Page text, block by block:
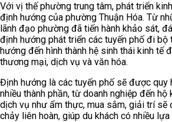
Với vị thế phường trung tâm, phát triển
định hướng của phường Thuận Hóa. Từ
lãnh đạo phường đã tiến hành khảo sát,
định hướng phát triển các tuyến phố đi
hướng đến hình thành hệ sinh thái kinh tế
thương mại, dịch vụ và văn hóa.
Định hướng là các tuyến phố sẽ được
nhiều thành phần, từ doanh nghiệp đến hộ
dịch vụ như ẩm thực, mua sắm, giải trí sẽ
chảy liên hoàn, giúp du khách có nhiều